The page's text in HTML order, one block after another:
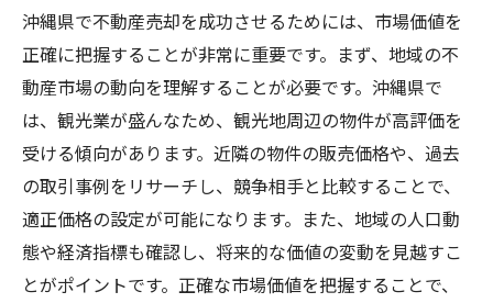
沖縄県で不動産売却を成功させるためには、市場価値を
正確に把握することが非常に重要です。まず、地域の不
動産市場の動向を理解することが必要です。沖縄県で
は、観光業が盛んなため、観光地周辺の物件が高評価を
受ける傾向があります。近隣の物件の販売価格や、過去
の取引事例をリサーチし、競争相手と比較することで、
適正価格の設定が可能になります。また、地域の人口動
態や経済指標も確認し、将来的な価値の変動を見越すこ
とがポイントです。正確な市場価値を把握することで、